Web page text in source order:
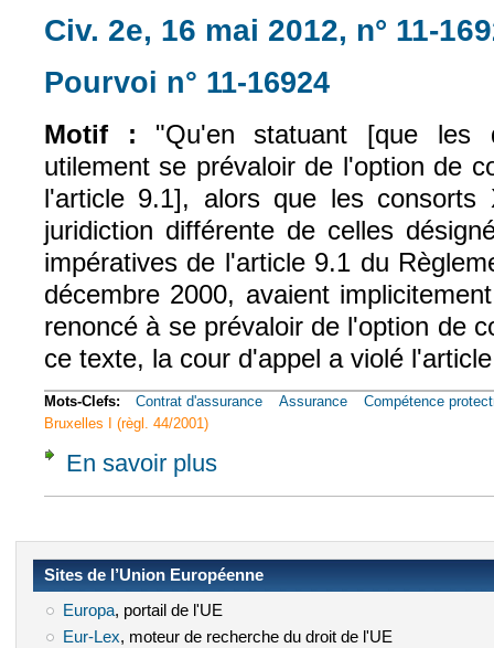
Civ. 2e, 16 mai 2012, n° 11-
Pourvoi n° 11-16924
Motif :
"Qu'en statuant [que les
utilement se prévaloir de l'option de
l'article 9.1], alors que les consorts
juridiction différente de celles
impératives de l'article 9.1 du
décembre 2000, avaient
renoncé à se prévaloir de l'option de
ce texte, la cour d'appel a violé
Mots-Clefs: Contrat d'assurance Assurance
Compétence
Bruxelles I (règl. 44/2001)
En savoir plus
Sites de l’Union Européenne
Europa(le lien est externe)
, portail de l'UE
Eur-Lex(le lien est externe)
, moteur de recherche du droit de l'UE